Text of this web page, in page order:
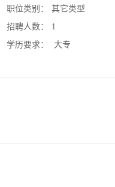
职位类别：
其它类型
招聘人数：
1
学历要求：
大专